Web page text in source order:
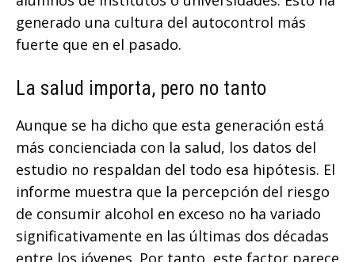
generado una cultura del autocontrol más
fuerte que en el pasado.
La salud importa, pero no tanto
Aunque se ha dicho que esta generación está
más concienciada con la salud, los datos del
estudio no respaldan del todo esa hipótesis. El
informe muestra que la percepción del riesgo
de consumir alcohol en exceso no ha variado
significativamente en las últimas dos décadas